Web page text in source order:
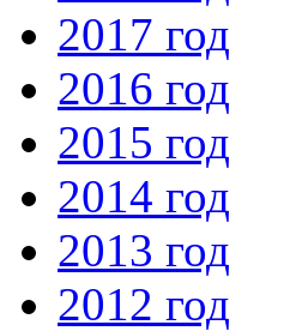
2017 год
2016 год
2015 год
2014 год
2013 год
2012 год